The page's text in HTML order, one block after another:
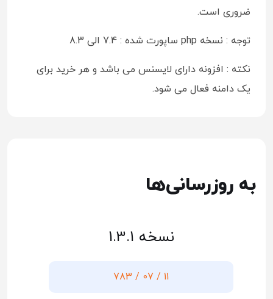
ضروری است.
توجه : نسخه php ساپورت شده : 7.4 الی 8.3
نکته : افزونه دارای لایسنس می باشد و هر خرید برای
یک دامنه فعال می شود.
به روزرسانی‌ها
نسخه 1.3.1
11 / 07 / 783